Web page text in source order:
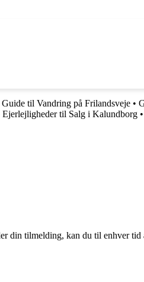
Guide til Vandring på Frilandsveje •
til Salg i Kalundborg •
din tilmelding, kan du til enhver tid